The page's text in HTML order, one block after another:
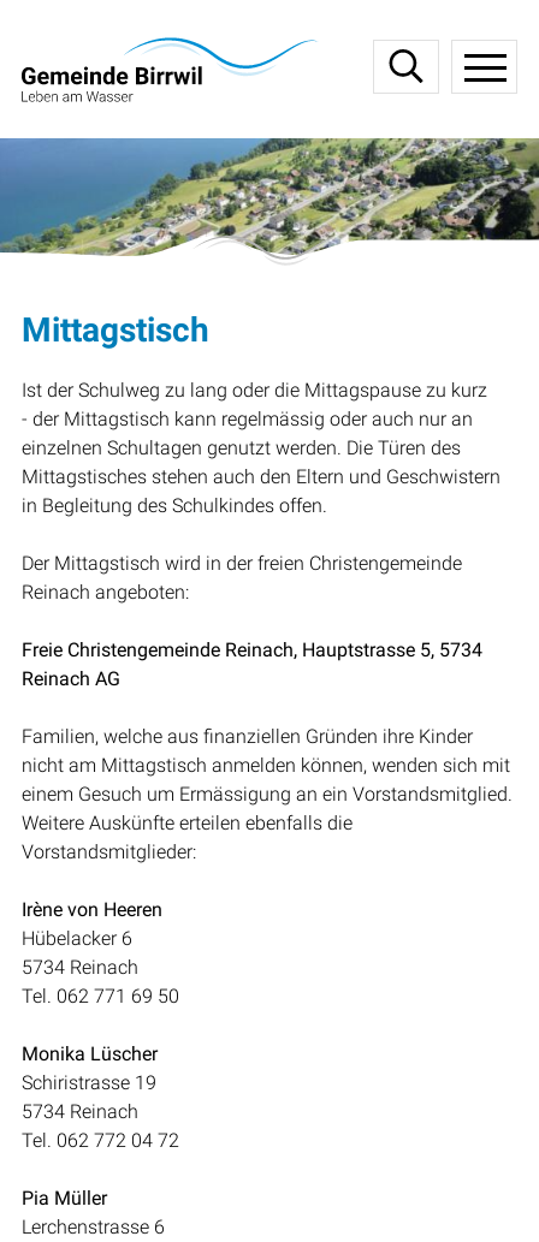
Navigieren in Birrwil
Mittagstisch
Ist der Schulweg zu lang oder die Mittagspause zu kurz
- der Mittagstisch kann regelmässig oder auch nur an
einzelnen Schultagen genutzt werden. Die Türen des
Mittagstisches stehen auch den Eltern und Geschwistern
in Begleitung des Schulkindes offen.
Der Mittagstisch wird in der freien Christengemeinde
Reinach angeboten:
Freie Christengemeinde Reinach, Hauptstrasse 5, 5734
Reinach AG
Familien, welche aus finanziellen Gründen ihre Kinder
nicht am Mittagstisch anmelden können, wenden sich mit
einem Gesuch um Ermässigung an ein Vorstandsmitglied.
Weitere Auskünfte erteilen ebenfalls die
Vorstandsmitglieder:
Irène von Heeren
Hübelacker 6
5734 Reinach
Tel. 062 771 69 50
Monika Lüscher
Schiristrasse 19
5734 Reinach
Tel. 062 772 04 72
Pia Müller
Lerchenstrasse 6